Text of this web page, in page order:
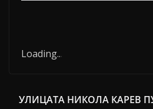
Loading...
УЛИЦАТА НИКОЛА КАРЕВ